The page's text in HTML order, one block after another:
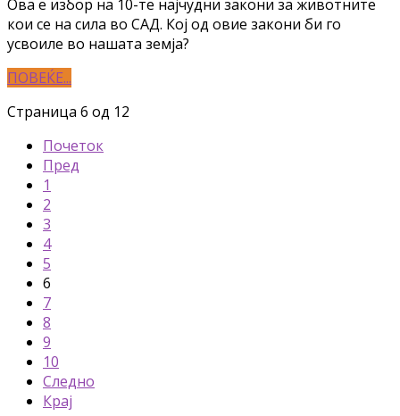
Ова е избор на 10-те најчудни закони за животните
кои се на сила во САД. Кој од овие закони би го
усвоиле во нашата земја?
ПОВЕЌЕ...
Страница 6 од 12
Почеток
Пред
1
2
3
4
5
6
7
8
9
10
Следно
Крај